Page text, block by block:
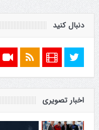
دنبال کنید
اخبار تصویری